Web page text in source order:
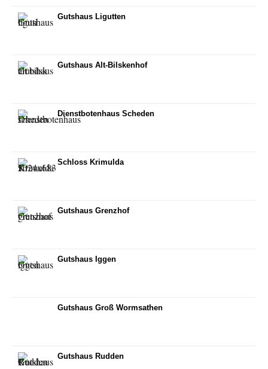
Gutshaus Ligutten
Gutshaus Alt-Bilskenhof
Dienstbotenhaus Scheden
Schloss Krimulda
Gutshaus Grenzhof
Gutshaus Iggen
Gutshaus Groß Wormsathen
Gutshaus Rudden